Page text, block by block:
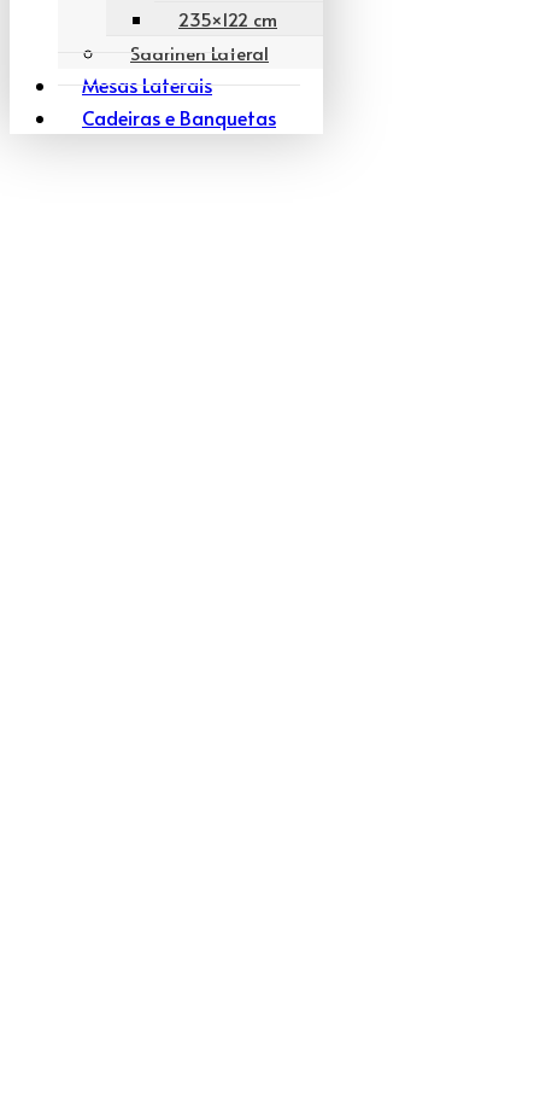
235×122 cm
Saarinen Lateral
Mesas Laterais
Cadeiras e Banquetas